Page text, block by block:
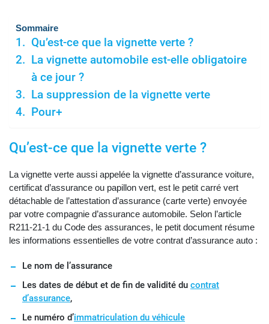
Sommaire
Qu’est-ce que la vignette verte ?
La vignette automobile est-elle obligatoire
à ce jour ?
La suppression de la vignette verte
Pour+
Qu’est-ce que la vignette verte ?
La vignette verte aussi appelée la vignette d’assurance voiture,
certificat d’assurance ou papillon vert, est le petit carré vert
détachable de l’attestation d’assurance (carte verte) envoyée
par votre compagnie d’assurance automobile. Selon l’article
R211-21-1 du Code des assurances, le petit document résume
les informations essentielles de votre contrat d’assurance auto :
Le nom de l’assurance
Les dates de début et de fin de validité du contrat
d’assurance,
Le numéro d’immatriculation du véhicule